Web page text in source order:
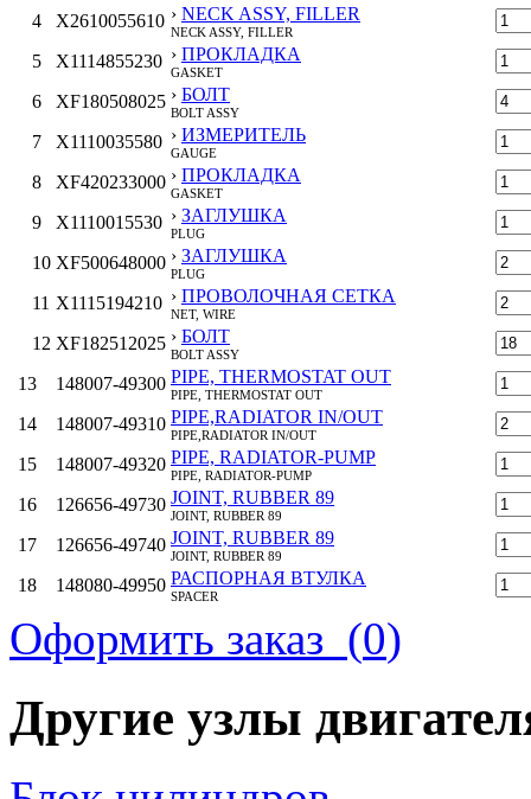
4 X2610055610 › NECK ASSY, FILLER
NECK ASSY, FILLER
5 X1114855230 › ПРОКЛАДКА
GASKET
6 XF180508025 › БОЛТ
BOLT ASSY
7 X1110035580 › ИЗМЕРИТЕЛЬ
GAUGE
8 XF420233000 › ПРОКЛАДКА
GASKET
9 X1110015530 › ЗАГЛУШКА
PLUG
10 XF500648000 › ЗАГЛУШКА
PLUG
11 X1115194210 › ПРОВОЛОЧНАЯ СЕТКА
NET, WIRE
12 XF182512025 › БОЛТ
BOLT ASSY
13 148007-49300 PIPE, THERMOSTAT OUT
PIPE, THERMOSTAT OUT
14 148007-49310 PIPE,RADIATOR IN/OUT
PIPE,RADIATOR IN/OUT
15 148007-49320 PIPE, RADIATOR-PUMP
PIPE, RADIATOR-PUMP
16 126656-49730 JOINT, RUBBER 89
JOINT, RUBBER 89
17 126656-49740 JOINT, RUBBER 89
JOINT, RUBBER 89
18 148080-49950 РАСПОРНАЯ ВТУЛКА
SPACER
19 23435-065100
GASKET, 5K65X1.0
20 23435-080100 GASKET, 5K80X1.0
21
GASKET, 5K80X1.0
26116-120702 БОЛТ, M12Х70 НИКЕЛИРОВАННЫЙ
23
Оформить заказ (0)
Другие узлы